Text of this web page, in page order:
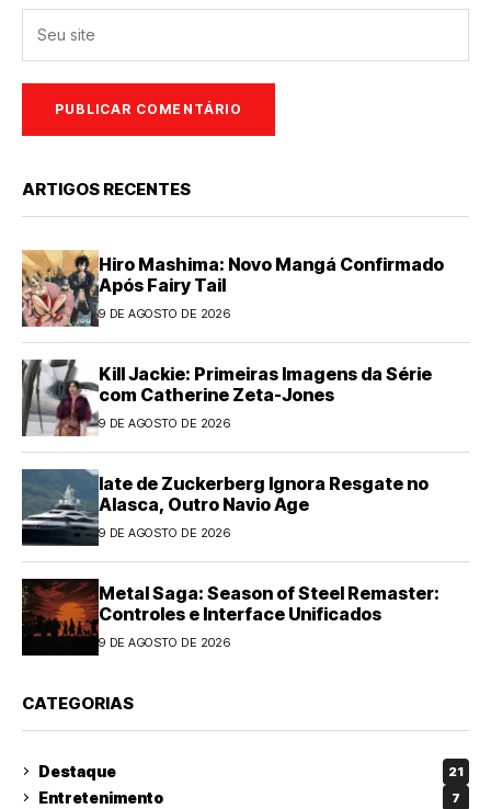
ARTIGOS RECENTES
Hiro Mashima: Novo Mangá Confirmado
Após Fairy Tail
9 DE AGOSTO DE 2026
Kill Jackie: Primeiras Imagens da Série
com Catherine Zeta-Jones
9 DE AGOSTO DE 2026
Iate de Zuckerberg Ignora Resgate no
Alasca, Outro Navio Age
9 DE AGOSTO DE 2026
Metal Saga: Season of Steel Remaster:
Controles e Interface Unificados
9 DE AGOSTO DE 2026
CATEGORIAS
Destaque 21
Entretenimento 7